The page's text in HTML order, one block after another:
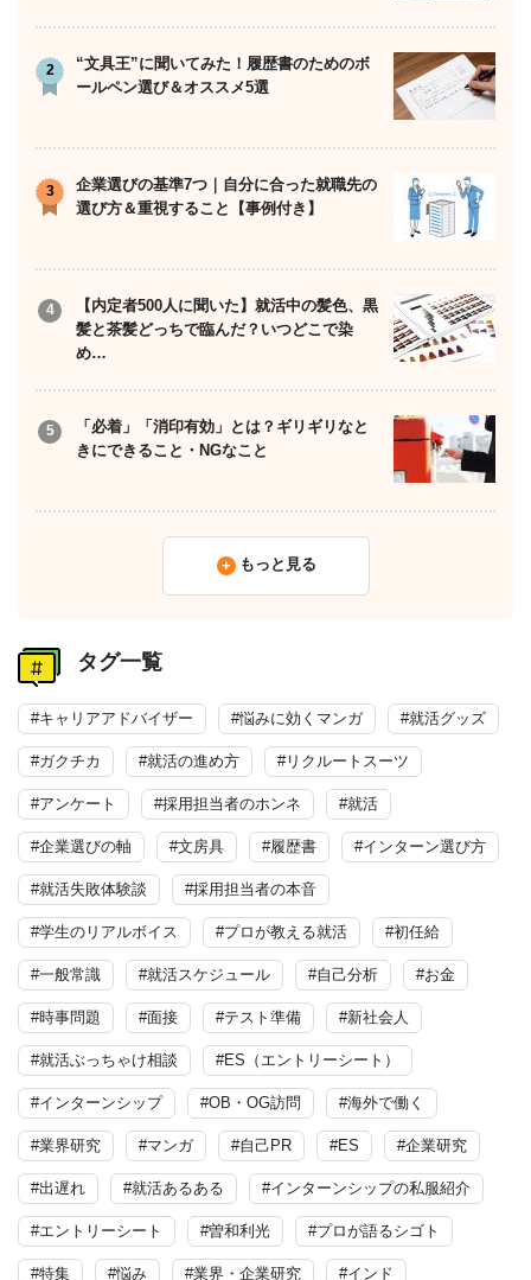
“文具王”に聞いてみた！履歴書のためのボ
ールペン選び＆オススメ5選
企業選びの基準7つ｜自分に合った就職先の
選び方＆重視すること【事例付き】
【内定者500人に聞いた】就活中の髪色、黒
髪と茶髪どっちで臨んだ？いつどこで染
め…
「必着」「消印有効」とは？ギリギリなと
きにできること・NGなこと
もっと見る
タグ一覧
#キャリアアドバイザー #悩みに効くマンガ #就活グッズ
#ガクチカ #就活の進め方 #リクルートスーツ
#アンケート #採用担当者のホンネ #就活
#企業選びの軸 #文房具 #履歴書 #インターン選び方
#就活失敗体験談 #採用担当者の本音
#学生のリアルボイス #プロが教える就活 #初任給
#一般常識 #就活スケジュール #自己分析 #お金
#時事問題 #面接 #テスト準備 #新社会人
#就活ぶっちゃけ相談 #ES（エントリーシート）
#インターンシップ #OB・OG訪問 #海外で働く
#業界研究 #マンガ #自己PR #ES #企業研究
#出遅れ #就活あるある #インターンシップの私服紹介
#エントリーシート #曽和利光 #プロが語るシゴト
#特集 #悩み #業界・企業研究 #インド